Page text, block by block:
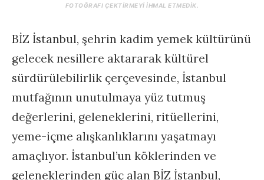
FOTOĞRAFI ÇEKTIRMEYI IHMAL ETMEDIK.
BİZ İstanbul, şehrin kadim yemek kültürünü
gelecek nesillere aktararak kültürel
sürdürülebilirlik çerçevesinde, İstanbul
mutfağının unutulmaya yüz tutmuş
değerlerini, geleneklerini, ritüellerini,
yeme-içme alışkanlıklarını yaşatmayı
amaçlıyor. İstanbul’un köklerinden ve
geleneklerinden güç alan BİZ İstanbul,